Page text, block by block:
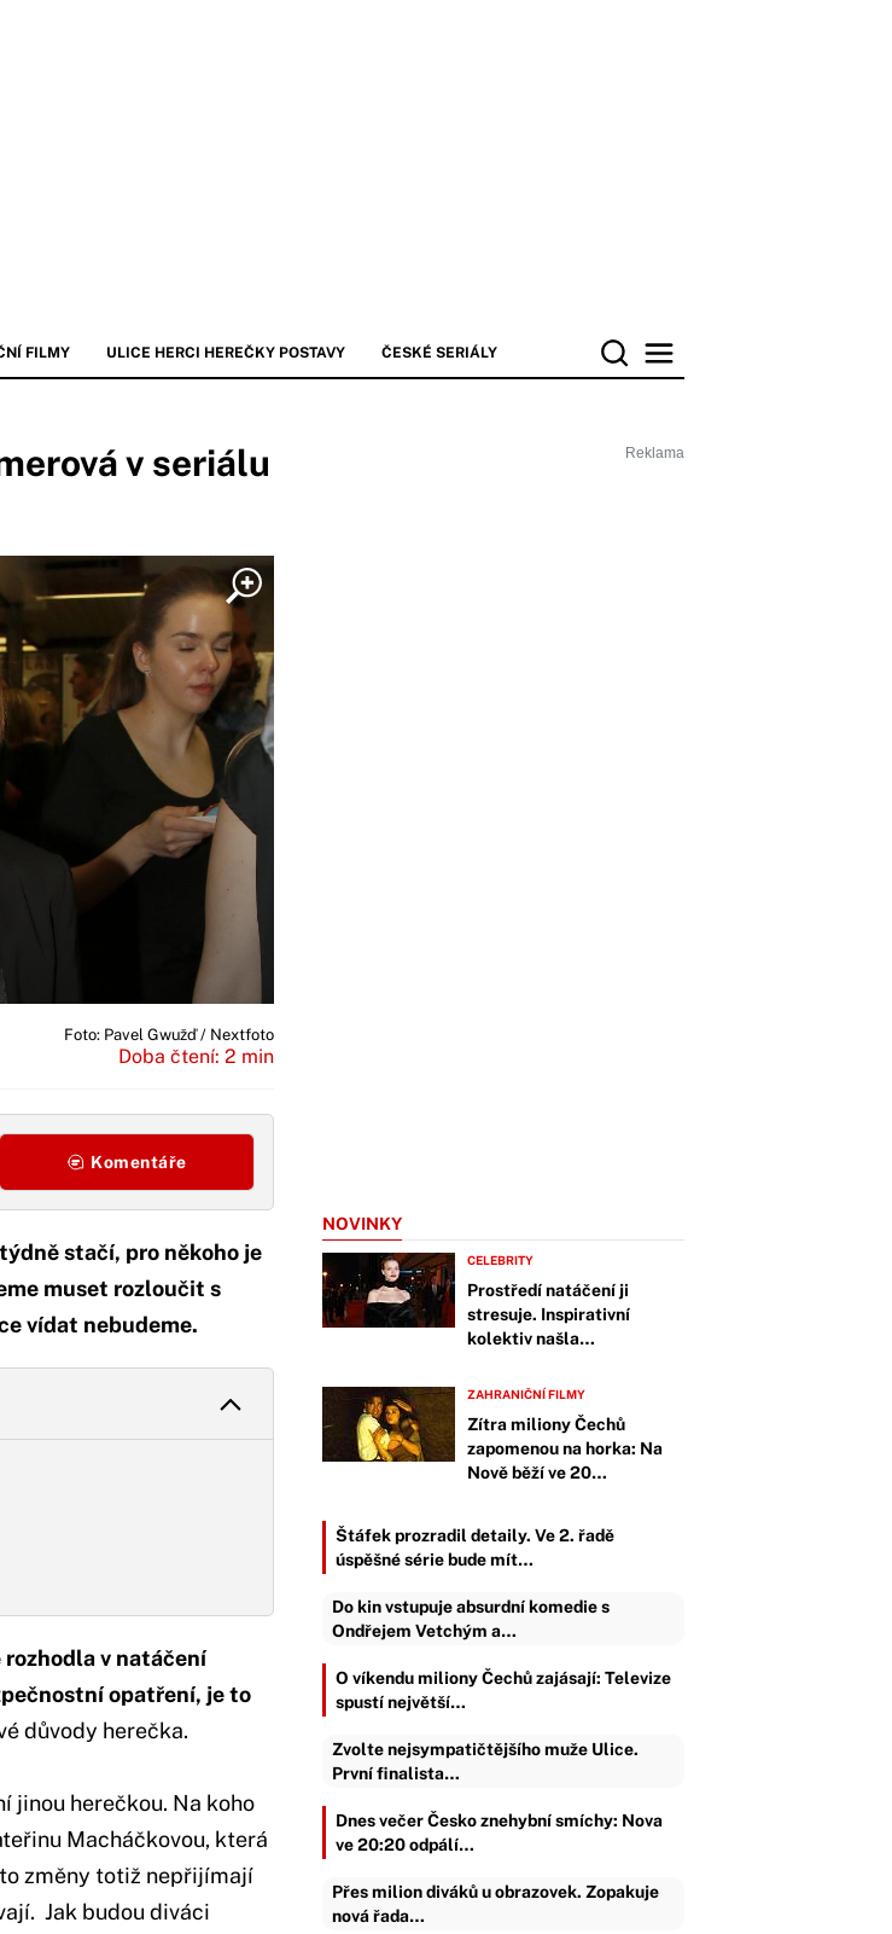
FILMY ULICE HERCI HEREČKY POSTAVY ČESKÉ SERIÁLY
v seriálu
Foto: Pavel Gwužď / Nextfoto
Doba čtení: 2 min
Komentáře
stačí, pro někoho je
muset rozloučit s
vídat nebudeme.
rozhodla v natáčení
opatření, je to
důvody herečka.
jinou herečkou. Na koho
Macháčkovou, která
změny totiž nepřijímají
Jak budou diváci
NOVINKY
CELEBRITY
Prostředí natáčení ji
stresuje. Inspirativní
kolektiv našla…
ZAHRANIČNÍ FILMY
Zítra miliony Čechů
zapomenou na horka: Na
Nově běží ve 20…
Štáfek prozradil detaily. Ve 2. řadě
úspěšné série bude mít…
Do kin vstupuje absurdní komedie s
Ondřejem Vetchým a…
O víkendu miliony Čechů zajásají: Televize
spustí největší…
Zvolte nejsympatičtějšího muže Ulice.
První finalista…
Dnes večer Česko znehybní smíchy: Nova
ve 20:20 odpálí…
Přes milion diváků u obrazovek. Zopakuje
nová řada…